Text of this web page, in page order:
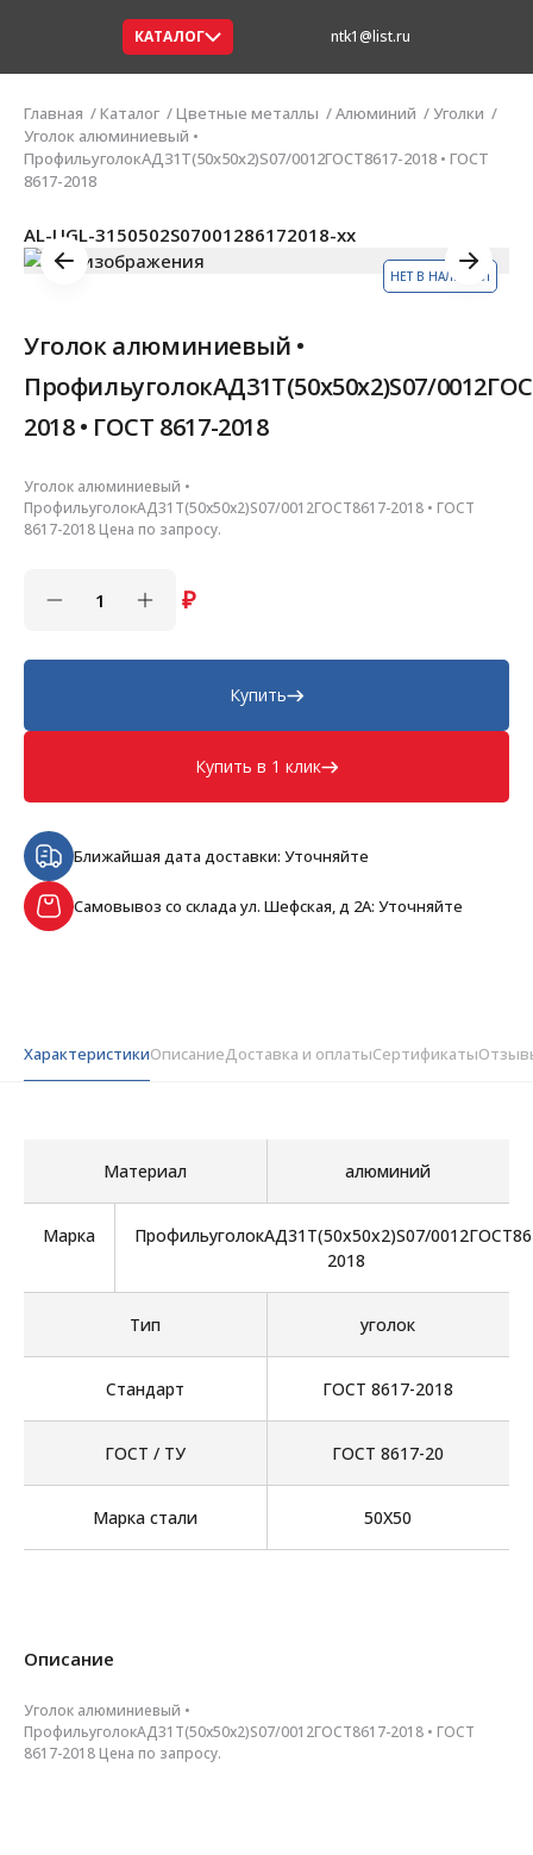
КАТАЛОГ ntk1@list.ru
Главная Каталог Цветные металлы Алюминий
Уголки
Уголок алюминиевый •
ПрофильуголокАД31Т(50х50х2)S07/0012ГОСТ8617-2018 • ГОСТ
8617-2018
НЕТ В НАЛИЧИИ
AL-UGL-3150502S07001286172018-xx
Уголок алюминиевый •
ПрофильуголокАД31Т(50х50х2)S07/
2018 • ГОСТ 8617-2018
Уголок алюминиевый •
ПрофильуголокАД31Т(50х50х2)S07/0012ГОСТ8617-2018 • ГОСТ
8617-2018 Цена по запросу.
₽
Купить
Купить в 1 клик
Ближайшая дата доставки: Уточняйте
Самовывоз со склада ул. Шефская, д 2А: Уточняйте
ХарактеристикиОписаниеДоставка и оплатыСертификаты
Материал алюминий
Марка
ПрофильуголокАД31Т(50х50х2)S07/
2018
Тип уголок
Стандарт ГОСТ 8617-2018
ГОСТ / ТУ ГОСТ 8617-20
Марка стали 50Х50
Описание
Уголок алюминиевый •
ПрофильуголокАД31Т(50х50х2)S07/0012ГОСТ8617-2018 • ГОСТ
8617-2018 Цена по запросу.